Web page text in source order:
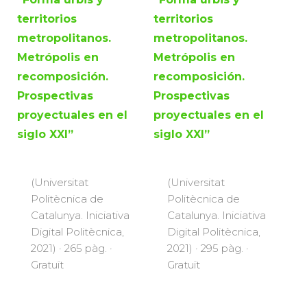
territorios
metropolitanos.
Metrópolis en
recomposición.
Prospectivas
proyectuales en el
siglo XXI”
(Universitat
Politècnica de
Catalunya. Iniciativa
Digital Politècnica,
2021) · 265 pàg. ·
Gratuït
territorios
metropolitanos.
Metrópolis en
recomposición.
Prospectivas
proyectuales en el
siglo XXI”
(Universitat
Politècnica de
Catalunya. Iniciativa
Digital Politècnica,
2021) · 295 pàg. ·
Gratuït